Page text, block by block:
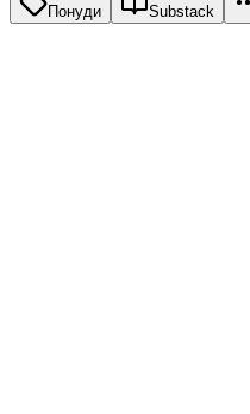
Понуди Substack